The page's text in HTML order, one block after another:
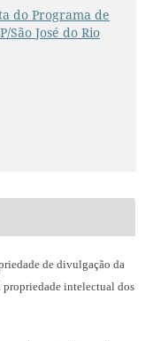
do Programa de
São José do Rio
de divulgação da
propriedade intelectual dos